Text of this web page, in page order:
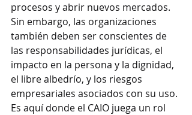
procesos y abrir nuevos mercados.
Sin embargo, las organizaciones
también deben ser conscientes de
las responsabilidades jurídicas, el
impacto en la persona y la dignidad,
el libre albedrío, y los riesgos
empresariales asociados con su uso.
Es aquí donde el CAIO juega un rol